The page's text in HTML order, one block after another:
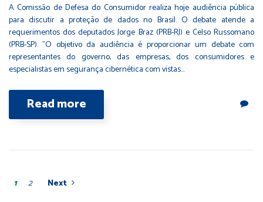
A Comissão de Defesa do Consumidor realiza hoje audiência pública
para discutir a proteção de dados no Brasil. O debate atende a
requerimentos dos deputados Jorge Braz (PRB-RJ) e Celso Russomano
(PRB-SP). "O objetivo da audiência é proporcionar um debate com
representantes do governo, das empresas, dos consumidores e
especialistas em segurança cibernética com vistas…
Read more
1 2 Next